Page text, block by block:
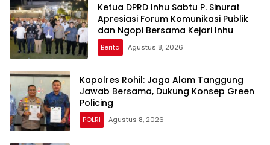
Ketua DPRD Inhu Sabtu P. Sinurat
Apresiasi Forum Komunikasi Publik
dan Ngopi Bersama Kejari Inhu
Berita Agustus 8, 2026
Kapolres Rohil: Jaga Alam Tanggung
Jawab Bersama, Dukung Konsep Green
Policing
POLRI Agustus 8, 2026